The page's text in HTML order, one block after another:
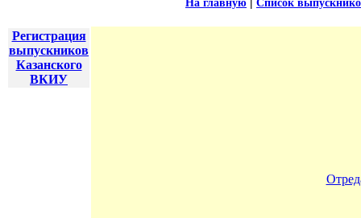
На главную Список
Регистрация
выпускников
Казанского
ВКИУ